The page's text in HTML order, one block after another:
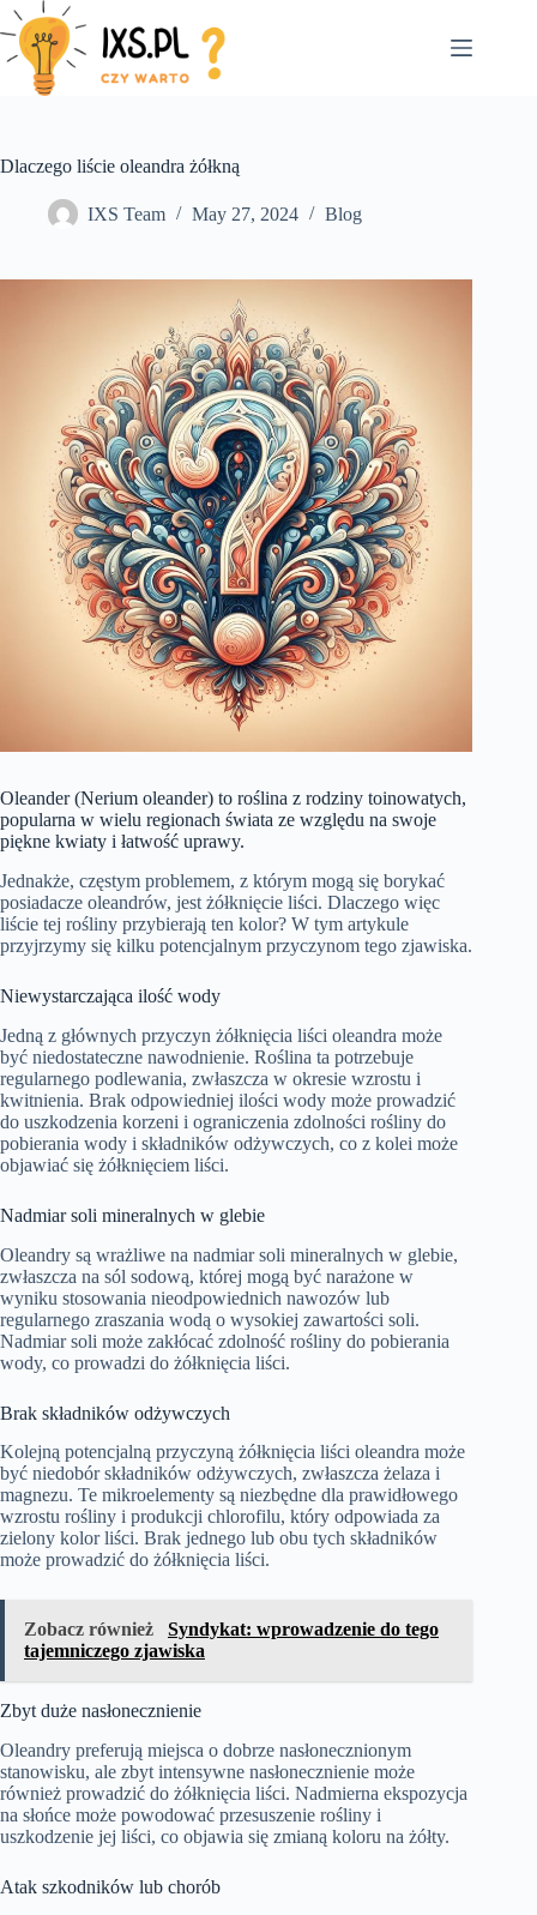
Skip
to
content
Dlaczego liście oleandra żółkną
IXS Team May 27, 2024 Blog
Oleander (Nerium oleander) to roślina z rodziny toinowatych,
popularna w wielu regionach świata ze względu na swoje
piękne kwiaty i łatwość uprawy.
Jednakże, częstym problemem, z którym mogą się borykać
posiadacze oleandrów, jest żółknięcie liści. Dlaczego więc
liście tej rośliny przybierają ten kolor? W tym artykule
przyjrzymy się kilku potencjalnym przyczynom tego zjawiska.
Niewystarczająca ilość wody
Jedną z głównych przyczyn żółknięcia liści oleandra może
być niedostateczne nawodnienie. Roślina ta potrzebuje
regularnego podlewania, zwłaszcza w okresie wzrostu i
kwitnienia. Brak odpowiedniej ilości wody może prowadzić
do uszkodzenia korzeni i ograniczenia zdolności rośliny do
pobierania wody i składników odżywczych, co z kolei może
objawiać się żółknięciem liści.
Nadmiar soli mineralnych w glebie
Oleandry są wrażliwe na nadmiar soli mineralnych w glebie,
zwłaszcza na sól sodową, której mogą być narażone w
wyniku stosowania nieodpowiednich nawozów lub
regularnego zraszania wodą o wysokiej zawartości soli.
Nadmiar soli może zakłócać zdolność rośliny do pobierania
wody, co prowadzi do żółknięcia liści.
Brak składników odżywczych
Kolejną potencjalną przyczyną żółknięcia liści oleandra może
być niedobór składników odżywczych, zwłaszcza żelaza i
magnezu. Te mikroelementy są niezbędne dla prawidłowego
wzrostu rośliny i produkcji chlorofilu, który odpowiada za
zielony kolor liści. Brak jednego lub obu tych składników
może prowadzić do żółknięcia liści.
Zobacz również
Syndykat: wprowadzenie do tego
tajemniczego zjawiska
Zbyt duże nasłonecznienie
Oleandry preferują miejsca o dobrze nasłonecznionym
stanowisku, ale zbyt intensywne nasłonecznienie może
również prowadzić do żółknięcia liści. Nadmierna ekspozycja
na słońce może powodować przesuszenie rośliny i
uszkodzenie jej liści, co objawia się zmianą koloru na żółty.
Atak szkodników lub chorób